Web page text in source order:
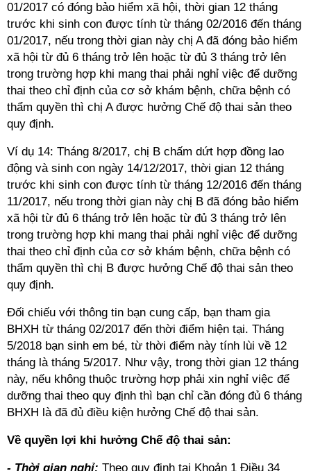
01/2017 có đóng bảo hiểm xã hội, thời gian 12 tháng
trước khi sinh con được tính từ tháng 02/2016 đến tháng
01/2017, nếu trong thời gian này chị A đã đóng bảo hiểm
xã hội từ đủ 6 tháng trở lên hoặc từ đủ 3 tháng trở lên
trong trường hợp khi mang thai phải nghỉ việc để dưỡng
thai theo chỉ định của cơ sở khám bệnh, chữa bệnh có
thẩm quyền thì chị A được hưởng Chế độ thai sản theo
quy định.
Ví dụ 14: Tháng 8/2017, chị B chấm dứt hợp đồng lao
động và sinh con ngày 14/12/2017, thời gian 12 tháng
trước khi sinh con được tính từ tháng 12/2016 đến tháng
11/2017, nếu trong thời gian này chị B đã đóng bảo hiểm
xã hội từ đủ 6 tháng trở lên hoặc từ đủ 3 tháng trở lên
trong trường hợp khi mang thai phải nghỉ việc để dưỡng
thai theo chỉ định của cơ sở khám bệnh, chữa bệnh có
thẩm quyền thì chị B được hưởng Chế độ thai sản theo
quy định.
Đối chiếu với thông tin bạn cung cấp, bạn tham gia
BHXH từ tháng 02/2017 đến thời điểm hiện tại. Tháng
5/2018 bạn sinh em bé, từ thời điểm này tính lùi về 12
tháng là tháng 5/2017. Như vậy, trong thời gian 12 tháng
này, nếu không thuộc trường hợp phải xin nghỉ việc để
dưỡng thai theo quy định thì bạn chỉ cần đóng đủ 6 tháng
BHXH là đã đủ điều kiện hưởng Chế độ thai sản.
Về quyền lợi khi hưởng Chế độ thai sản:
- Thời gian nghỉ: Theo quy định tại Khoản 1 Điều 34